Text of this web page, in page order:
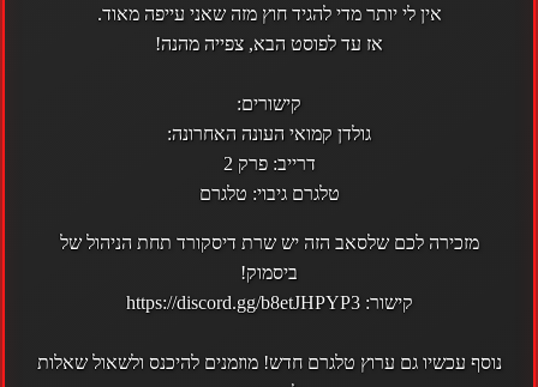
אין לי יותר מדי להגיד חוץ מזה שאני עייפה מאוד.
אז עד לפוסט הבא, צפייה מהנה!
קישורים:
גולדן קמואי העונה האחרונה:
דרייב:פרק 2
טלגרם גיבוי: טלגרם
מזכירה לכם שלסאב הזה יש שרת דיסקורד תחת הניהול של
ביסמוק!
קישור:https://discord.gg/b8etJHPYP3
נוסף עכשיו גם ערוץ טלגרם חדש! מוזמנים להיכנס ולשאול שאלות